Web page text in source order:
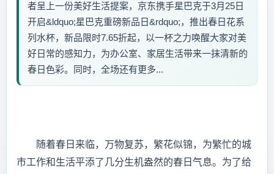
者呈上一份美好生活提案，京东携手星巴克于3月25日
开启&ldquo;星巴克重磅新品日&rdquo;，推出春日花系
列水杯，新品限时7.65折起，以一杯之力唤醒大家对美
好日常的感知力，为办公室、家居生活带来一抹清新的
春日色彩。同时，全场还有更多...
随着春日来临，万物复苏，繁花似锦，为繁忙的城
市工作和生活平添了几分生机盎然的春日气息。为了给